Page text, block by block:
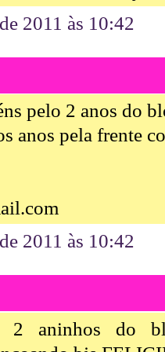
2011 às 10:42
pelo 2 anos do
anos pela frente
2011 às 10:42
2 aninhos do